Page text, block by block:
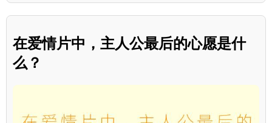
在爱情片中，主人公最后的心愿是什
么？